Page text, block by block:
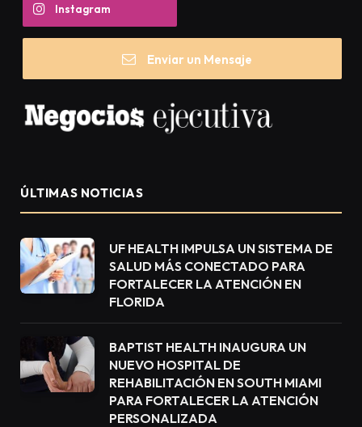
Instagram
Enviar un Mensaje
ÚLTIMAS NOTICIAS
UF HEALTH IMPULSA UN SISTEMA DE
SALUD MÁS CONECTADO PARA
FORTALECER LA ATENCIÓN EN
FLORIDA
BAPTIST HEALTH INAUGURA UN
NUEVO HOSPITAL DE
REHABILITACIÓN EN SOUTH MIAMI
PARA FORTALECER LA ATENCIÓN
PERSONALIZADA